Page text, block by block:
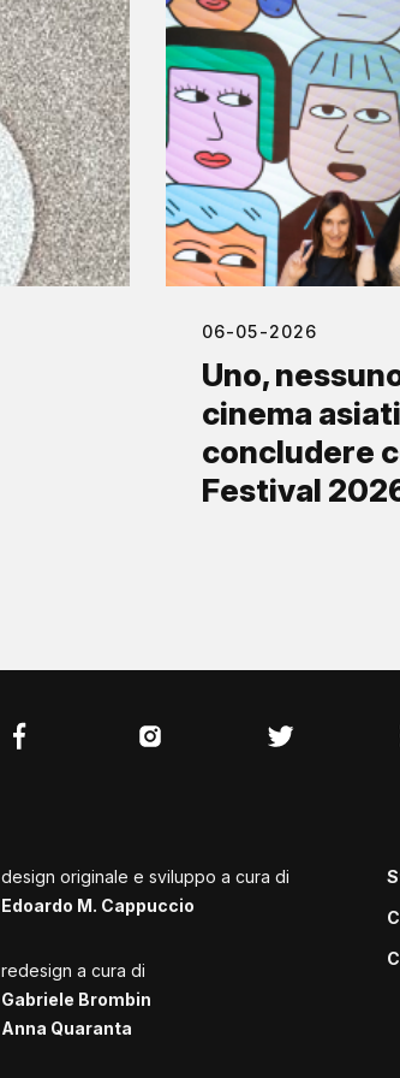
06-05-2026
Uno,
cinema
concludere
Festival
design originale e sviluppo a cura di
Edoardo M. Cappuccio
redesign a cura di
Gabriele Brombin
Anna Quaranta